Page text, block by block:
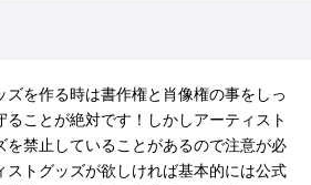
ズを作る時は書作権と肖像権の事をしっ
ことが絶対です！しかしアーティスト
を禁止していることがあるので注意が必
ストグッズが欲しければ基本的には公式